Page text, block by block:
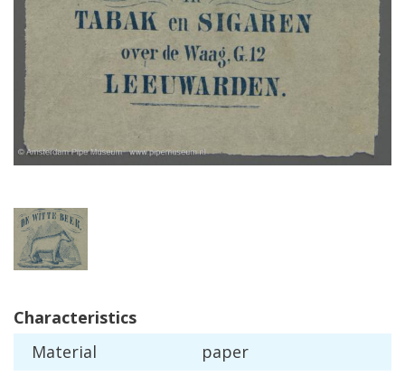
Characteristics
Material
paper